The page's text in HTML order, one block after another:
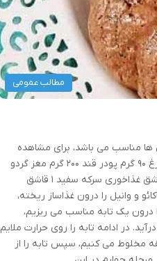
مطالب عمومی
ها مناسب می باشد، برای مشاهده
آموزش کامل و مرحله به مرحله در ادامه با همراه باشید. مواد لازم شیرینی گردویی سفیده تخم مرغ ۹۰ گرم پودر قند ۲۰۰ گرم مغز گردو
۱۰۰ گرم کیک اسفنجی ۱۰۰ گرم وانیل ½ قاشق چایخوری پودر کاکائو ۱ قاشق مرباخوری روغن مایع ۱ قاشق غذاخوری سرکه سفید ۱ قاشق
و وانیل را درون غذاساز ریخته،
یک تابه مناسب می ریزیم،
در ادامه تابه را روی حرارت ملایم
سوم در ادامه مایه شرینی را به صورت مداوم و بدون وقفه به مدت ۵ دقیقه مخلوط می کنیم، سپس تابه را از